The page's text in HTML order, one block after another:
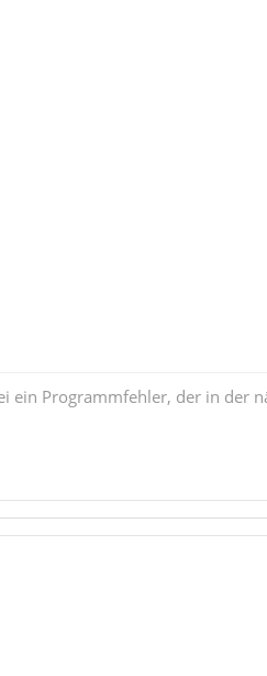
ein Programmfehler, der in der